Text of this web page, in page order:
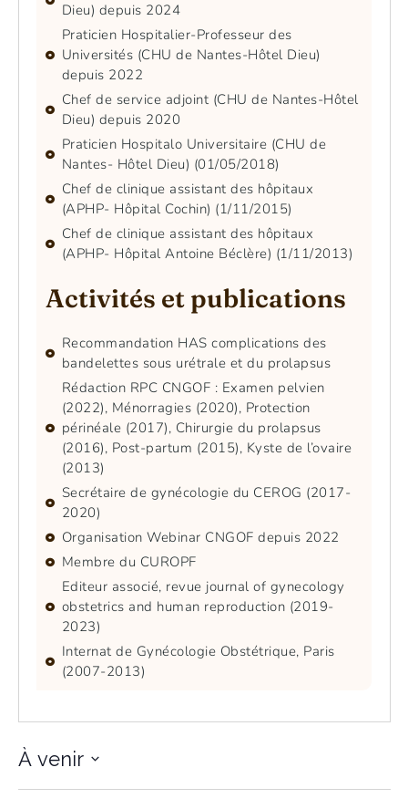
Dieu) depuis 2024
Praticien Hospitalier-Professeur des
Universités (CHU de Nantes-Hôtel Dieu)
depuis 2022
Chef de service adjoint (CHU de Nantes-Hôtel
Dieu) depuis 2020
Praticien Hospitalo Universitaire (CHU de
Nantes- Hôtel Dieu) (01/05/2018)
Chef de clinique assistant des hôpitaux
(APHP- Hôpital Cochin) (1/11/2015)
Chef de clinique assistant des hôpitaux
(APHP- Hôpital Antoine Béclère) (1/11/2013)
Activités et publications
Recommandation HAS complications des
bandelettes sous urétrale et du prolapsus
Rédaction RPC CNGOF : Examen pelvien
(2022), Ménorragies (2020), Protection
périnéale (2017), Chirurgie du prolapsus
(2016), Post-partum (2015), Kyste de l’ovaire
(2013)
Secrétaire de gynécologie du CEROG (2017-
2020)
Organisation Webinar CNGOF depuis 2022
Membre du CUROPF
Editeur associé, revue journal of gynecology
obstetrics and human reproduction (2019-
2023)
Internat de Gynécologie Obstétrique, Paris
(2007-2013)
À venir
Sélectionnez